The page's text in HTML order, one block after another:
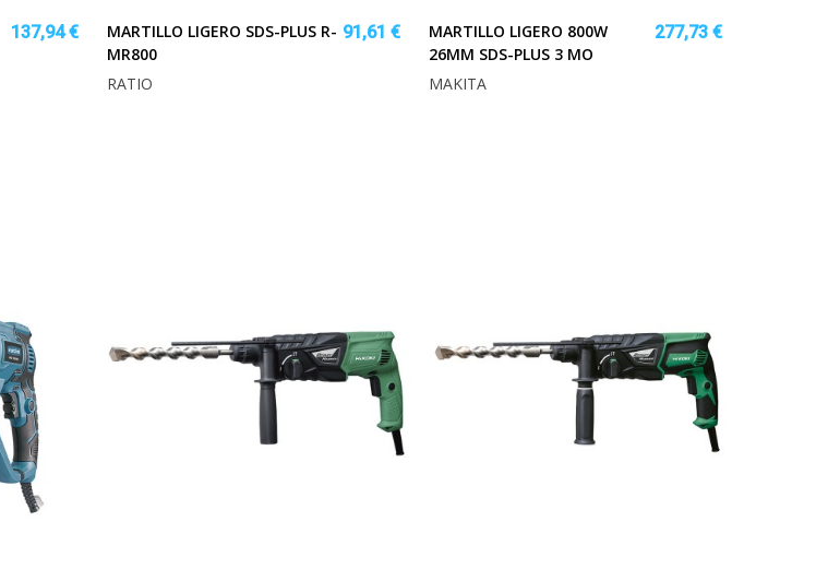
137,94 €
MARTILLO LIGERO SDS-PLUS R-
MR800
91,61 €
RATIO
MARTILLO LIGERO 800W
26MM SDS-PLUS 3 MO
277,73 €
MAKITA